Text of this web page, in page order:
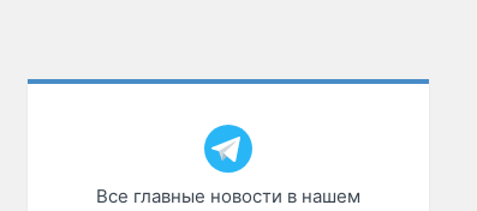
Все главные новости в нашем